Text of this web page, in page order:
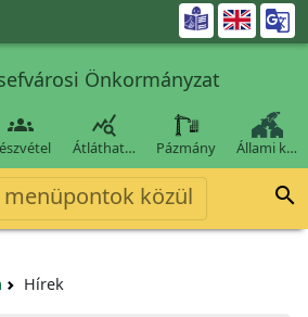

Önkormányzat
 
Átláthat… Pázmány Állami k…
menüpontok közül 
Hírek